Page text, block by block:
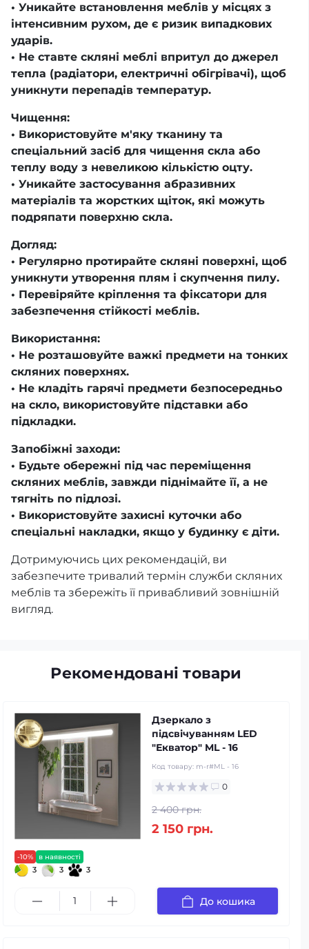
• Уникайте встановлення меблів у місцях з
інтенсивним рухом, де є ризик випадкових
ударів.
• Не ставте скляні меблі впритул до джерел
тепла (радіатори, електричні обігрівачі), щоб
уникнути перепадів температур.
Чищення:
• Використовуйте м'яку тканину та
спеціальний засіб для чищення скла або
теплу воду з невеликою кількістю оцту.
• Уникайте застосування абразивних
матеріалів та жорстких щіток, які можуть
подряпати поверхню скла.
Догляд:
• Регулярно протирайте скляні поверхні, щоб
уникнути утворення плям і скупчення пилу.
• Перевіряйте кріплення та фіксатори для
забезпечення стійкості меблів.
Використання:
• Не розташовуйте важкі предмети на тонких
скляних поверхнях.
• Не кладіть гарячі предмети безпосередньо
на скло, використовуйте підставки або
підкладки.
Запобіжні заходи:
• Будьте обережні під час переміщення
скляних меблів, завжди піднімайте її, а не
тягніть по підлозі.
• Використовуйте захисні куточки або
спеціальні накладки, якщо у будинку є діти.
Дотримуючись цих рекомендацій, ви
забезпечите тривалий термін служби скляних
меблів та збережіть її привабливий зовнішній
вигляд.
Рекомендовані товари
-10% в наявності
3 3 3
Дзеркало з
підсвічуванням LED
"Екватор" ML - 16
Код товару: m-r#ML - 16
0
2 400 грн.
2 150 грн.
До кошика